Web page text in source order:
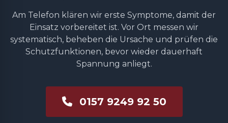
Am Telefon klären wir erste Symptome, damit der
Einsatz vorbereitet ist. Vor Ort messen wir
systematisch, beheben die Ursache und prüfen die
Schutzfunktionen, bevor wieder dauerhaft
Spannung anliegt.
0157 9249 92 50